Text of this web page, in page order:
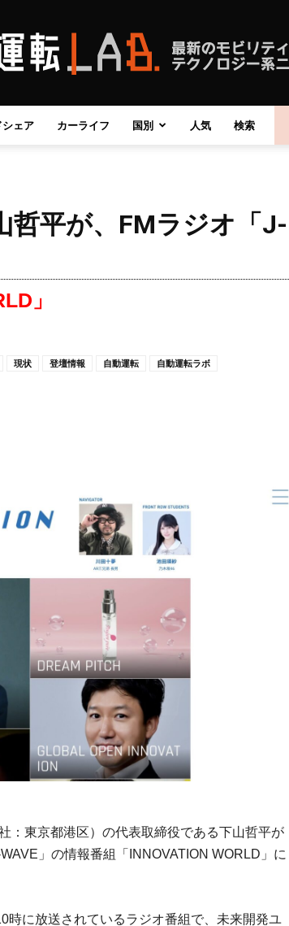
自
動
ラ
ボ
ェア カーライフ 国別 人気 検索
哲平が、FMラジオ「J-
」
現状 登壇情報 自動運転 自動運転ラボ
：東京都港区）の代表取締役である下山哲平が
」の情報番組「INNOVATION WORLD」に
時に放送されているラジオ番組で、未来開発ユ